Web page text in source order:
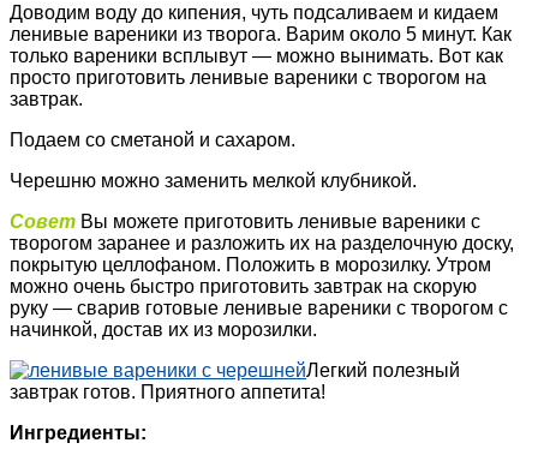
Доводим воду до кипения, чуть подсаливаем и кидаем
ленивые вареники из творога. Варим около 5 минут. Как
только вареники всплывут — можно вынимать. Вот как
просто приготовить ленивые вареники с творогом на
завтрак.
Подаем со сметаной и сахаром.
Черешню можно заменить мелкой клубникой.
Совет Вы можете приготовить ленивые вареники с
творогом заранее и разложить их на разделочную доску,
покрытую целлофаном. Положить в морозилку. Утром
можно очень быстро приготовить завтрак на скорую
руку — сварив готовые ленивые вареники с творогом с
начинкой, достав их из морозилки.
Легкий полезный
завтрак готов. Приятного аппетита!
Ингредиенты: